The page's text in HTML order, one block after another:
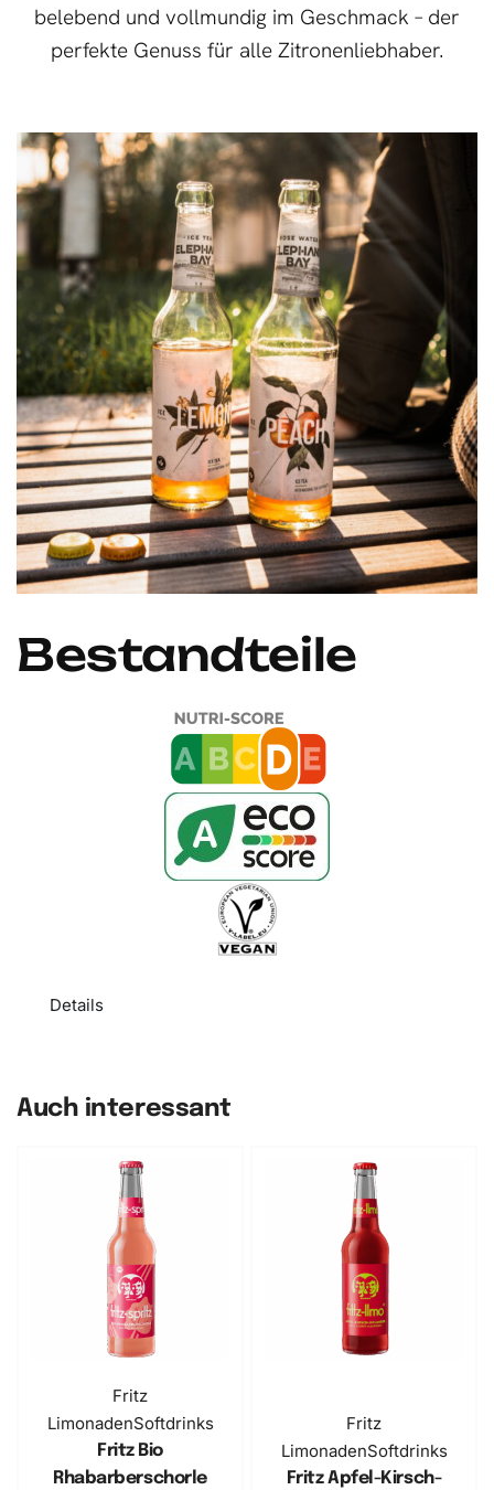
belebend und vollmundig im Geschmack – der
perfekte Genuss für alle Zitronenliebhaber.
Bestandteile
Details
Auch interessant
Fritz
LimonadenSoftdrinks
Fritz Bio
Rhabarberschorle
Fritz
LimonadenSoftdrinks
Fritz Apfel-Kirsch-